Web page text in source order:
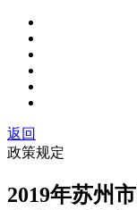
返回
政策规定
2019年苏州